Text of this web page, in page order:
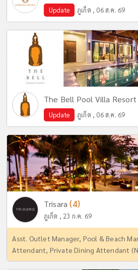
Update ภูเก็ต , 06 ส.ค. 69
The Bell Pool Villa
Update ภูเก็ต , 06 ส.ค. 69
Trisara(4)
ภูเก็ต , 23 ก.ค. 69
Asst. Outlet Manager, Pool & Beach
Attendant, Private Dining Attendant